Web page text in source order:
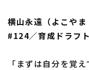
横山永遠（よこや
#124／育成ドラフ
「まずは自分を覚